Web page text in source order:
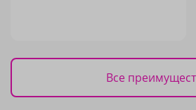
Все